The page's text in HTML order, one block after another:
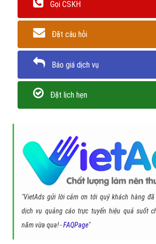
Gọi CSKH
Đặt câu hỏi
Báo giá dịch vụ
Đặt lịch hẹn
"VietAds gửi lời cảm ơn tới quý khách hàng
dịch vụ quảng cáo trực tuyến hiệu quả suốt
năm vừa qua! -FAQPage"